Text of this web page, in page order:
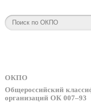
ОКПО
Общероссийский
организаций ОК 007–93